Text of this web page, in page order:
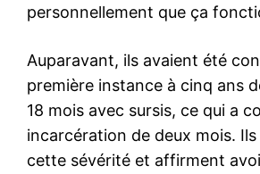
personnellement que ça
Auparavant, ils avaient été
première instance à cinq ans
18 mois avec sursis, ce qui a
incarcération de deux mois.
cette sévérité et affirment